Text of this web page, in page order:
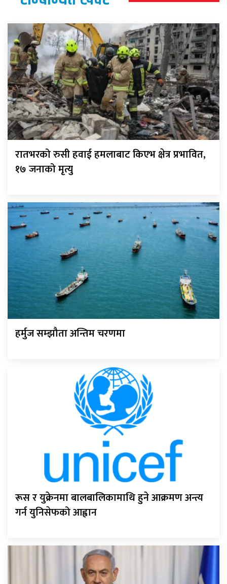
रातभरको रुसी हवाई हमलाबाट किएभ क्षेत्र प्रभावित,
१७ जनाको मृत्यु
हर्मुज सम्झौता अन्तिम चरणमा
रूस र युक्रेनमा बालबालिकामाथि हुने आक्रमण अन्त्य
गर्न युनिसेफको आह्वान